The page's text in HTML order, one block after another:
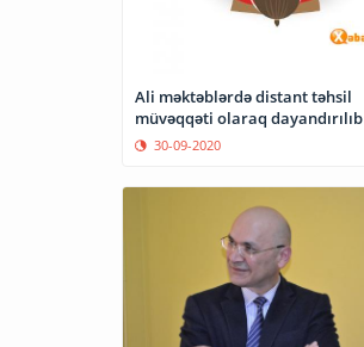
Ali məktəblərdə distant təhsil
müvəqqəti olaraq dayandırılıb
30-09-2020